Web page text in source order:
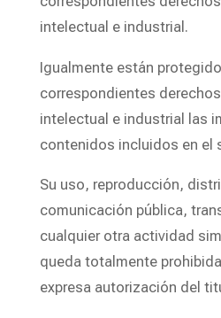
intelectual e industrial.
Igualmente están
correspondientes
intelectual e industrial las
contenidos incluidos en el
Su uso, reproducción,
comunicación pública,
cualquier otra actividad
queda totalmente
expresa autorización del